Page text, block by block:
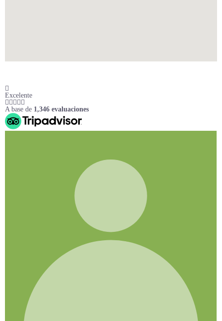
Excelente
A base de 1,346 evaluaciones